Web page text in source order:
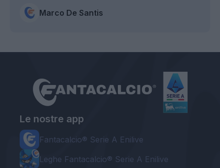
Marco De Santis
Le nostre app
Fantacalcio® Serie A Enilive
Leghe Fantacalcio® Serie A Enilive